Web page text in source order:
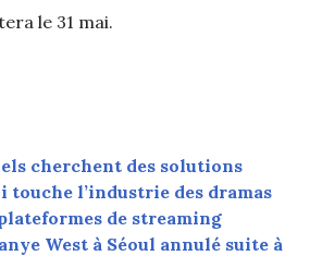
le 31 mai.
cherchent des solutions
touche l’industrie des dramas
de streaming
West à Séoul annulé suite à